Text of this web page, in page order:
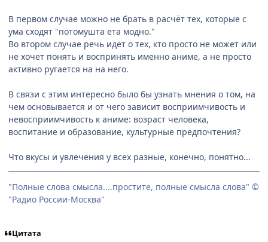
В первом случае можно не брать в расчёт тех, которые с
ума сходят "потомушта ета модно."
Во втором случае речь идет о тех, кто просто не может или
не хочет понять и воспринять именно аниме, а не просто
активно ругается на на него.
В связи с этим интересно было бы узнать мнения о том, на
чем основывается и от чего зависит восприимчивость и
невосприимчивость к аниме: возраст человека,
воспитание и образование, культурные предпочтения?
Что вкусы и увлечения у всех разные, конечно, понятно...
"Полные слова смысла....простите, полные смысла слова" ©
"Радио России-Москва"
Цитата